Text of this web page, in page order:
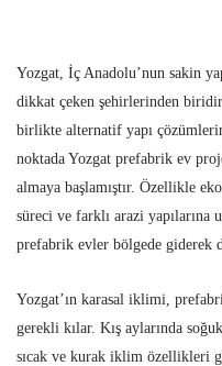
Yozgat, İç Anadolu’nun sakin
dikkat çeken şehirlerinden
birlikte alternatif yapı
noktada Yozgat prefabrik ev
almaya başlamıştır. Özellikle
süreci ve farklı arazi yapılarına
prefabrik evler bölgede giderek
Yozgat’ın karasal iklimi,
gerekli kılar. Kış aylarında
sıcak ve kurak iklim özellikleri